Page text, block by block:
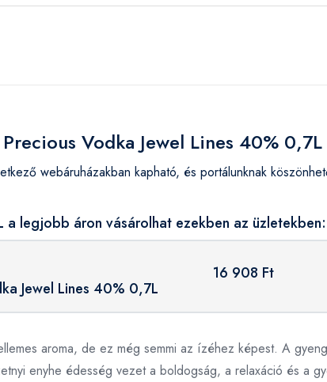
Vodka Jewel Lines 40% 0,7L
webáruházakban kapható, és portálunknak
a legjobb áron vásárolhat ezekben az üzletekben:
Jewel Lines 40% 0,7L
16 908 Ft
aroma, de ez még semmi az ízéhez képest. A
enyhe édesség vezet a boldogság, a relaxáció és a